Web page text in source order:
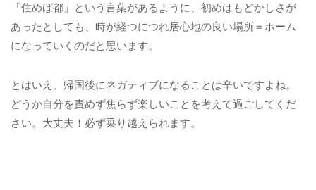
「住めば都」という言葉があるように、初めはもどかしさが
あったとしても、時が経つにつれ居心地の良い場所＝ホーム
になっていくのだと思います。
とはいえ、帰国後にネガティブになることは辛いですよね。
どうか自分を責めず焦らず楽しいことを考えて過ごしてくだ
さい。大丈夫！必ず乗り越えられます。